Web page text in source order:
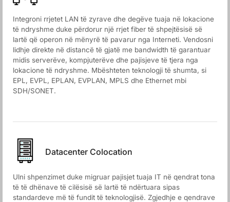
Integroni rrjetet LAN të zyrave dhe degëve tuaja në lokacione
të ndryshme duke përdorur një rrjet fiber të shpejtësisë së
lartë që operon në mënyrë të pavarur nga Interneti. Vendosni
lidhje direkte në distancë të gjatë me bandwidth të garantuar
midis serverëve, kompjuterëve dhe pajisjeve të tjera nga
lokacione të ndryshme. Mbështeten teknologji të shumta, si
EPL, EVPL, EPLAN, EVPLAN, MPLS dhe Ethernet mbi
SDH/SONET.
Datacenter Colocation
Ulni shpenzimet duke migruar pajisjet tuaja IT në qendrat tona
të të dhënave të cilësisë së lartë të ndërtuara sipas
standardeve më të fundit të teknologjisë. Zgjedhje e qendrave